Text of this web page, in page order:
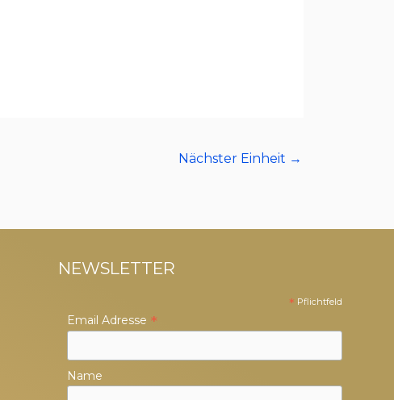
Nächster Einheit →
NEWSLETTER
* Pflichtfeld
Email Adresse *
Name